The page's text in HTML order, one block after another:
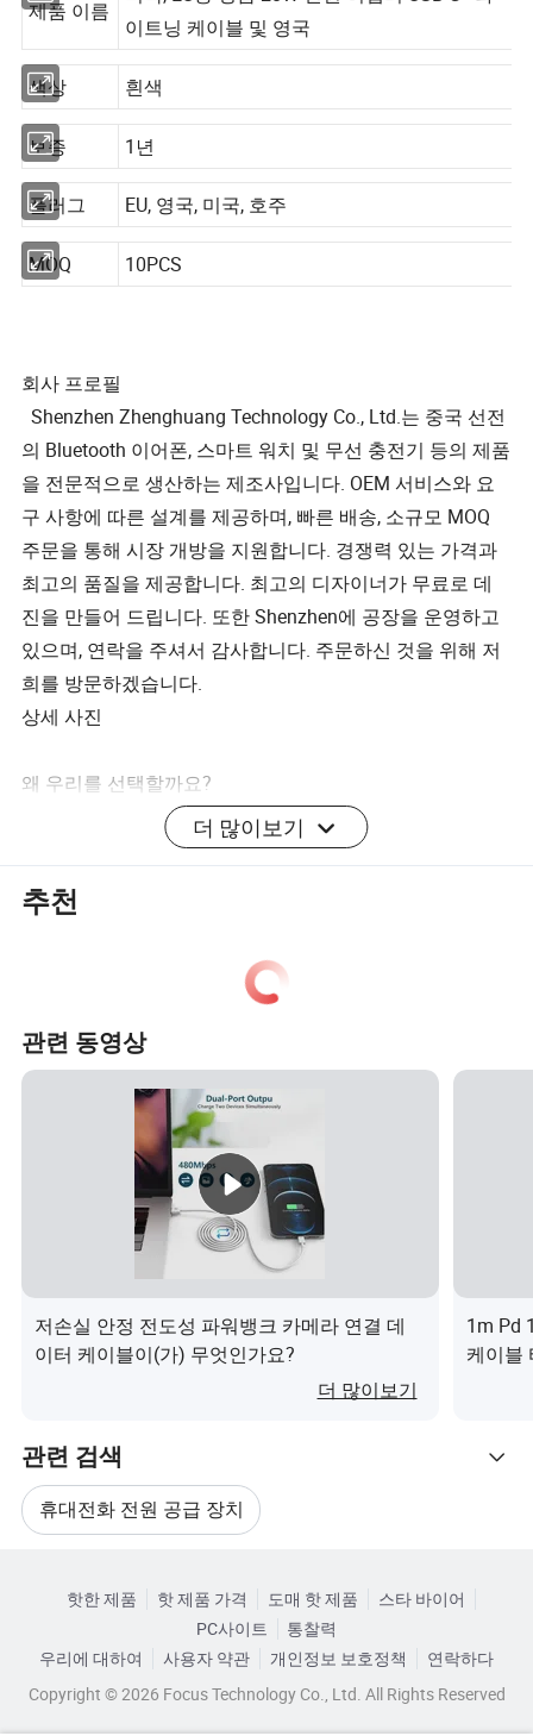
미국, EU용 정품 20W 전원 어댑터 USB-C - 라
이트닝 케이블 및 영국
색상 흰색
보증 1년
플러그 EU, 영국, 미국, 호주
MOQ 10PCS
회사 프로필
Shenzhen Zhenghuang Technology Co., Ltd.는 중국 선전
의 Bluetooth 이어폰, 스마트 워치 및 무선 충전기 등의 제품
을 전문적으로 생산하는 제조사입니다. OEM 서비스와 요
구 사항에 따른 설계를 제공하며, 빠른 배송, 소규모 MOQ
주문을 통해 시장 개방을 지원합니다. 경쟁력 있는 가격과
최고의 품질을 제공합니다. 최고의 디자이너가 무료로 데
진을 만들어 드립니다. 또한 Shenzhen에 공장을 운영하고
있으며, 연락을 주셔서 감사합니다. 주문하신 것을 위해 저
희를 방문하겠습니다.
상세 사진
왜 우리를 선택할까요?
우리는 자체 창고를 가지고 있습니다. 이 창고는 결제 후 24
시간 내에 주문을 배송할 수 있습니다(휴일은 제외).
요청하신 배송비는 다음과 같습니다. airmail, DHL, UPS,
FedEx, TNT 등록 AREX 및 EMS
전문적인 원스톱 전화 악세사리 도매업자가 항상 놀라운
어떻게 주문합니까?
WhatsApp/TM/Skype/WeChat으로 직접 주문을 보내주시
면 모델, 수량, 색상 등에 대한 요구 사항을 알려 드립니다.
주문 요청에 따라 모종 인보이스를 보내드립니다.
PI를 확인해 주시면 결제가 끝난 후 1-3일 내에 상품이 배달
보증 정책: 배송 후 12개월
당사의 자랑스러운 점과 관련된 품질 문제가 있는 경우 교
체 부품을 보내거나 환불을 해 드립니다.
택합니다.
상품이 도착할 때까지 배송 트랙을 따라가.
지불?
COD는 특정 배송 회사에서 일부 국가에서 사용할 수 있습
니다.
더 많이보기
추천
관련 동영상
저손실 안정 전도성 파워뱅크 카메라 연결 데
이터 케이블이(가) 무엇인가요?
더 많이보기
1m Pd
케이블
관련 검색
휴대전화 전원 공급 장치
Usb를 라이트닝으로 라이트닝 USB 케이블
타입 C에서 라이트닝 케이블
카테고리로 찾아보기
핫한 제품 핫 제품 가격 도매 핫 제품
스타 바이어
PC사이트
통찰력
우리에 대하여
사용자 약관 개인정보 보호정책
연락하다
Copyright © 2026 Focus Technology Co., Ltd. All Rights Reserved